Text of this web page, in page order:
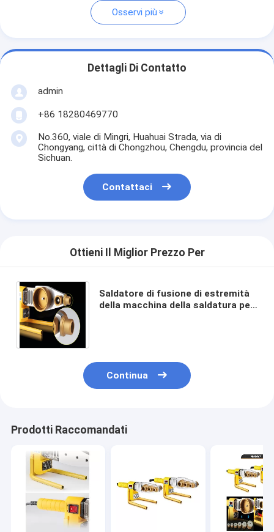
Osservi più
Dettagli Di Contatto
admin
+86 18280469770
No.360, viale di Mingri, Huahuai Strada, via di
Chongyang, città di Chongzhou, Chengdu, provincia del
Sichuan.
Contattaci
Ottieni Il Miglior Prezzo Per
Saldatore di fusione di estremità
della macchina della saldatura per
Continua
Prodotti Raccomandati